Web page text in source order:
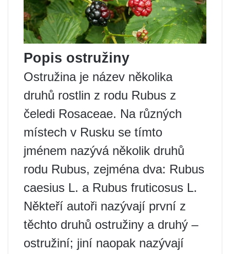
Popis ostružiny
Ostružina je název několika
druhů rostlin z rodu Rubus z
čeledi Rosaceae. Na různých
místech v Rusku se tímto
jménem nazývá několik druhů
rodu Rubus, zejména dva: Rubus
caesius L. a Rubus fruticosus L.
Někteří autoři nazývají první z
těchto druhů ostružiny a druhý –
ostružiní; jiní naopak nazývají